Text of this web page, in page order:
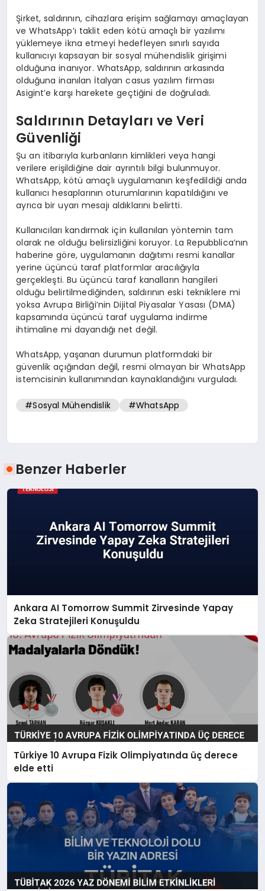
Şirket, saldırının, cihazlara erişim sağlamayı amaçlayan
ve WhatsApp’ı taklit eden kötü amaçlı bir yazılımı
yüklemeye ikna etmeyi hedefleyen sınırlı sayıda
kullanıcıyı kapsayan bir sosyal mühendislik girişimi
olduğuna inanıyor. WhatsApp, saldırının arkasında
olduğuna inanılan İtalyan casus yazılım firması
Asigint’e karşı harekete geçtiğini de doğruladı.
Saldırının Detayları ve Veri
Güvenliği
Şu an itibarıyla kurbanların kimlikleri veya hangi
verilere erişildiğine dair ayrıntılı bilgi bulunmuyor.
WhatsApp, kötü amaçlı uygulamanın keşfedildiği anda
kullanıcı hesaplarının oturumlarının kapatıldığını ve
ayrıca bir uyarı mesajı aldıklarını belirtti.
Kullanıcıları kandırmak için kullanılan yöntemin tam
olarak ne olduğu belirsizliğini koruyor. La Repubblica’nın
haberine göre, uygulamanın dağıtımı resmi kanallar
yerine üçüncü taraf platformlar aracılığıyla
gerçekleşti. Bu üçüncü taraf kanalların hangileri
olduğu belirtilmediğinden, saldırının eski tekniklere mi
yoksa Avrupa Birliği’nin Dijital Piyasalar Yasası (DMA)
kapsamında üçüncü taraf uygulama indirme
ihtimaline mi dayandığı net değil.
WhatsApp, yaşanan durumun platformdaki bir
güvenlik açığından değil, resmi olmayan bir WhatsApp
istemcisinin kullanımından kaynaklandığını vurguladı.
#Sosyal Mühendislik #WhatsApp
Benzer Haberler
Ankara AI Tomorrow Summit Zirvesinde Yapay
Zeka Stratejileri Konuşuldu
Türkiye 10 Avrupa Fizik Olimpiyatında üç derece
elde etti